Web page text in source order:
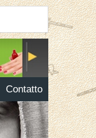
Contatto